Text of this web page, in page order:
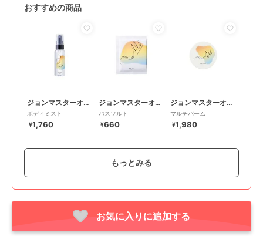
おすすめの商品
ジョンマスターオーガニック
ボディミスト
¥1,760
ジョンマスターオーガニック
バスソルト
¥660
ジョンマスターオーガニック
マルチバーム
¥1,980
ジョンマスターオーガニック
もっとみる
お気に入りに追加する